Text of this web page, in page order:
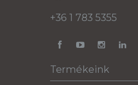
+36 1 783 5355
Termékeink